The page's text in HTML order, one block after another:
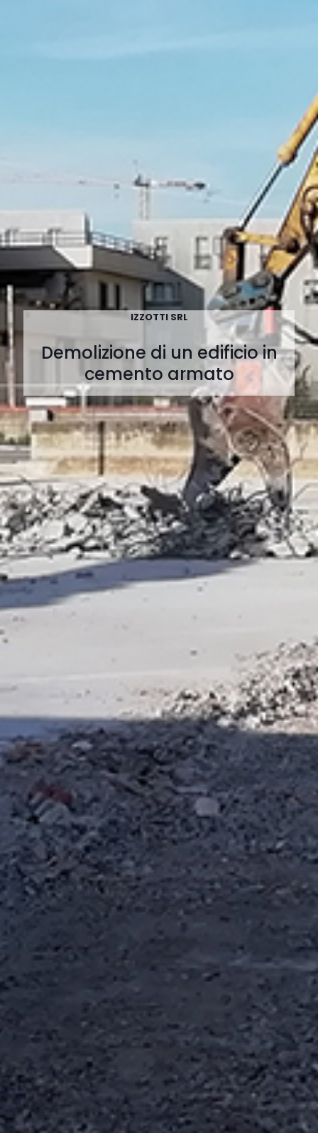
IZZOTTI SRL
Demolizione di un edificio in
cemento armato